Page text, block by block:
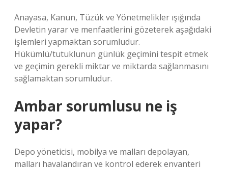
Anayasa, Kanun, Tüzük ve Yönetmelikler ışığında
Devletin yarar ve menfaatlerini gözeterek aşağıdaki
işlemleri yapmaktan sorumludur.
Hükümlü/tutuklunun günlük geçimini tespit etmek
ve geçimin gerekli miktar ve miktarda sağlanmasını
sağlamaktan sorumludur.
Ambar sorumlusu ne iş
yapar?
Depo yöneticisi, mobilya ve malları depolayan,
malları havalandıran ve kontrol ederek envanteri